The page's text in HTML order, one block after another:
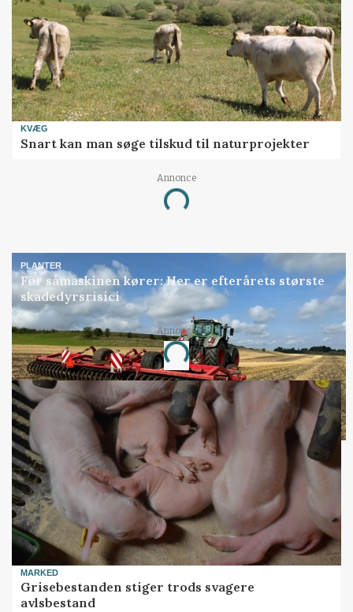
KVÆG
Snart kan man søge tilskud til naturprojekter
Annonce
Loading...
PLANTER
Før såmaskinen kører: Her er efterårets største
skadedyrsrisici
Annonce
Loading...
MARKED
Grisebestanden stiger trods svagere
avlsbestand